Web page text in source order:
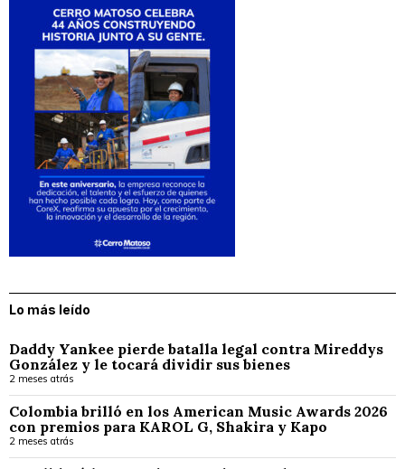
Lo más leído
Daddy Yankee pierde batalla legal contra Mireddys
González y le tocará dividir sus bienes
2 meses atrás
Colombia brilló en los American Music Awards 2026
con premios para KAROL G, Shakira y Kapo
2 meses atrás